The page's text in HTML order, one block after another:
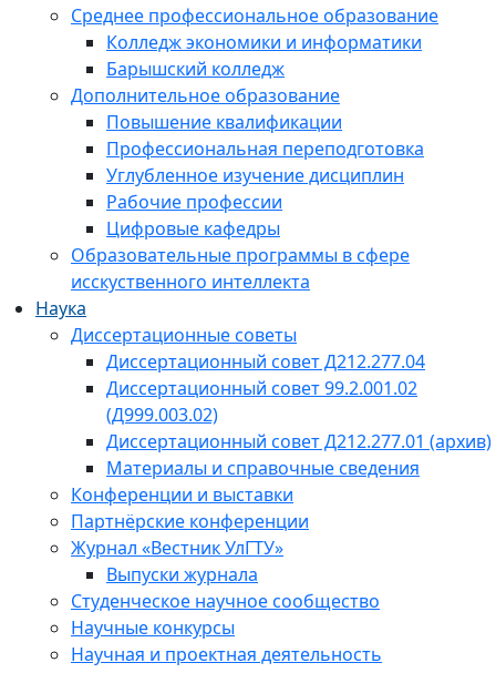
Среднее профессиональное образование
Колледж экономики и информатики
Барышский колледж
Дополнительное образование
Повышение квалификации
Профессиональная переподготовка
Углубленное изучение дисциплин
Рабочие профессии
Цифровые кафедры
Образовательные программы в сфере
исскуственного интеллекта
Наука
Диссертационные советы
Диссертационный совет Д212.277.04
Диссертационный совет 99.2.001.02
(Д999.003.02)
Диссертационный совет Д212.277.01 (архив)
Материалы и справочные сведения
Конференции и выставки
Партнёрские конференции
Журнал «Вестник УлГТУ»
Выпуски журнала
Студенческое научное сообщество
Научные конкурсы
Научная и проектная деятельность